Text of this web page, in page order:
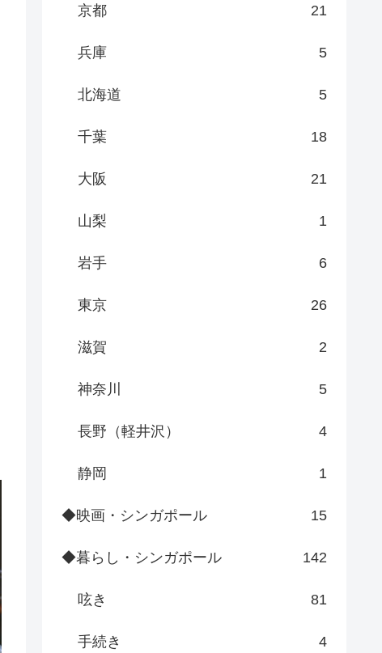
京都 21
兵庫 5
北海道 5
千葉 18
大阪 21
山梨 1
岩手 6
東京 26
滋賀 2
神奈川 5
長野（軽井沢） 4
静岡 1
◆映画・シンガポール 15
◆暮らし・シンガポール 142
呟き 81
手続き 4